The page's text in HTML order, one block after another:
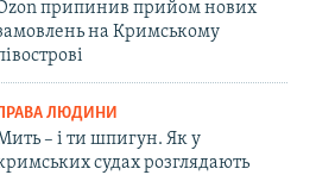
припинив прийом нових
на Кримському
ЛЮДИНИ
– і ти шпигун. Як у
судах розглядають